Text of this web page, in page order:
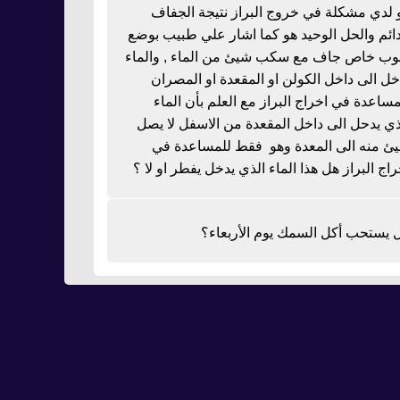
لدي مشكلة في خروج البراز نتيجة الجفاف
والحل الوحيد هو كما اشار علي طبيب بوضع
خاص جاف مع سكب شيئ من الماء , والماء
الى داخل الكولن او المقعدة او المصران
في اخراج البراز مع العلم بأن الماء
يدحل الى داخل المقعدة من الاسفل لا يصل
منه الى المعدة وهو فقط للمساعدة في
البراز هل هذا الماء الذي يدخل يفطر او لا ؟
يستحب أكل السمك يوم الأربعاء؟